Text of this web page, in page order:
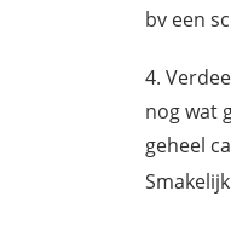
bv een
nog wat
geheel ca